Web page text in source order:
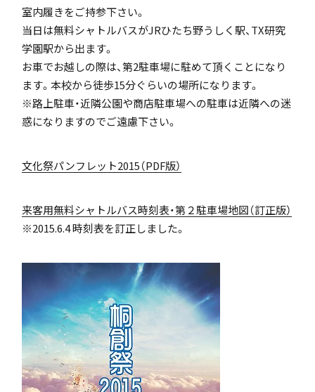
室内履きをご持参下さい。
当日は無料シャトルバスがJRひたち野うしく駅、TX研究
学園駅から出ます。
お車でお越しの際は、第2駐車場に駐めて頂くことになり
ます。本校から徒歩15分ぐらいの場所になります。
※路上駐車・近隣公園や商店駐車場への駐車は近隣への迷
惑になりますのでご遠慮下さい。
文化祭パンフレット2015（PDF版）
来客用無料シャトルバス時刻表・第２駐車場地図（訂正版）
※2015.6.4 時刻表を訂正しました。
いじめ防止基本方針
特色
アカデミアクラス（AC）